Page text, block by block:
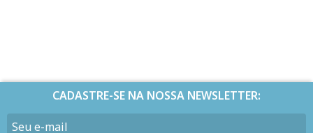
CADASTRE-SE NA NOSSA NEWSLETTER: